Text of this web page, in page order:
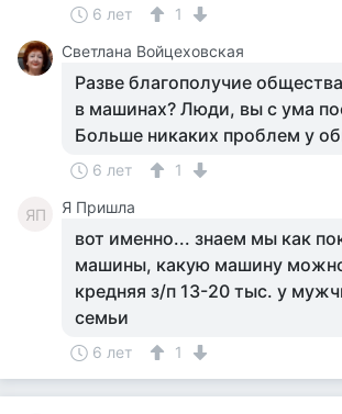
6 лет
1
Светлана Войцеховская
Разве благополучие
в машинах? Люди, вы с ума
Больше никаких проблем у
6 лет 1
ЯП Я Пришла
вот именно... знаем мы как
машины, какую машину
кредняя з/п 13-20 тыс. у
семьи
6 лет 1